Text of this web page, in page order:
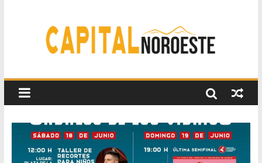
Boadilla destinó más de 11 millones de euros a ayudas y
beneficios fiscales en 2025